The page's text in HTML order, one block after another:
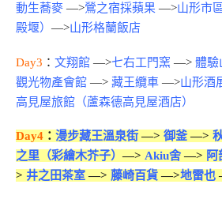
動生蕎麥 —>鶯之宿採蘋果 —>山形市
殿堰） —>山形格蘭飯店
Day3 ： 文翔館 —>七右工門窯 —> 體驗
觀光物產會館 —> 藏王纜車 —>山形酒
高見屋旅館（蘆森德高見屋酒店）
Day4 ： 漫步藏王溫泉街—> 御釜—>
之里（彩繪木芥子）—> Akiu舍—> 阿
> 井之田茶室—> 藤崎百貨—>地雷也